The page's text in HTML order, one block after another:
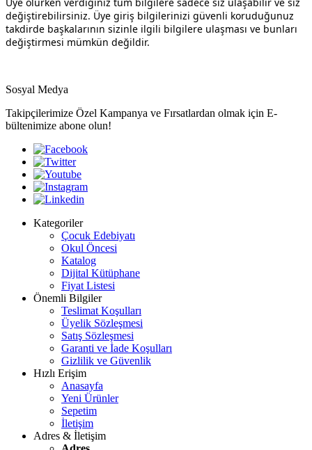
değiştirebilirsiniz. Üye giriş bilgilerinizi güvenli koruduğunuz
takdirde başkalarının sizinle ilgili bilgilere ulaşması ve bunları
değiştirmesi mümkün değildir.
Sosyal Medya
Takipçilerimize Özel Kampanya ve Fırsatlardan olmak için E-
bültenimize abone olun!
Kategoriler
Çocuk Edebiyatı
Okul Öncesi
Katalog
Dijital Kütüphane
Fiyat Listesi
Önemli Bilgiler
Teslimat Koşulları
Üyelik Sözleşmesi
Satış Sözleşmesi
Garanti ve İade Koşulları
Gizlilik ve Güvenlik
Hızlı Erişim
Anasayfa
Yeni Ürünler
Sepetim
İletişim
Adres & İletişim